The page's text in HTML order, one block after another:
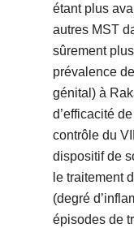
étant plus
autres MST
sûrement
prévalence
génital) à
d’efficacité
contrôle du
dispositif de
le traitement
(degré
épisodes de